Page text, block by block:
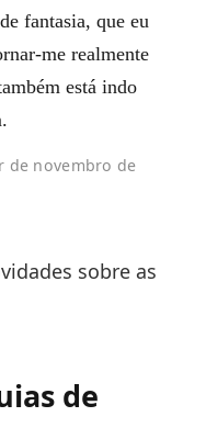
fantasia, que eu
me realmente
está indo
de novembro de
sobre as
de